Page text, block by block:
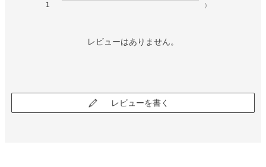
1
)
レビューはありません。
レビューを書く